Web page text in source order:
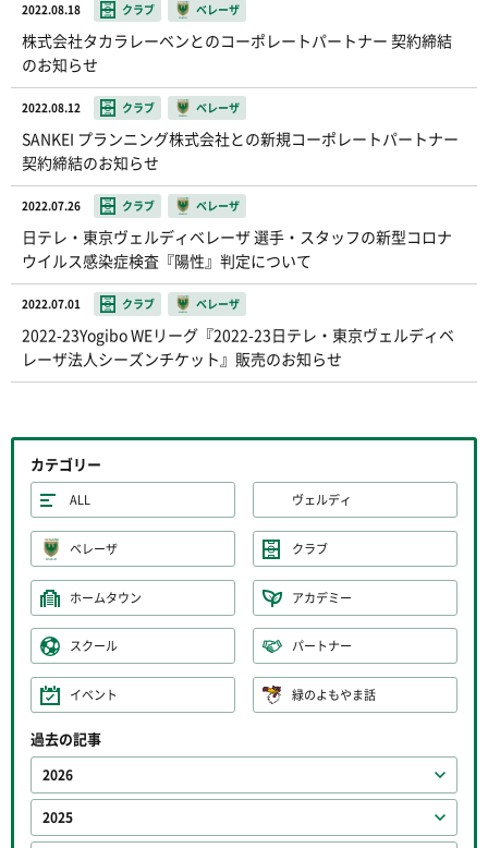
2022.08.18 クラブ ベレーザ
株式会社タカラレーベンとのコーポレートパートナー 契約締結
のお知らせ
2022.08.12 クラブ ベレーザ
SANKEI プランニング株式会社との新規コーポレートパートナー
契約締結のお知らせ
2022.07.26 クラブ ベレーザ
日テレ・東京ヴェルディベレーザ 選手・スタッフの新型コロナ
ウイルス感染症検査『陽性』判定について
2022.07.01 クラブ ベレーザ
2022-23Yogibo WEリーグ『2022-23日テレ・東京ヴェルディベ
レーザ法人シーズンチケット』販売のお知らせ
カテゴリー
ALL ヴェルディ
ベレーザ クラブ
ホームタウン アカデミー
スクール パートナー
イベント 緑のよもやま話
過去の記事
2026
2025